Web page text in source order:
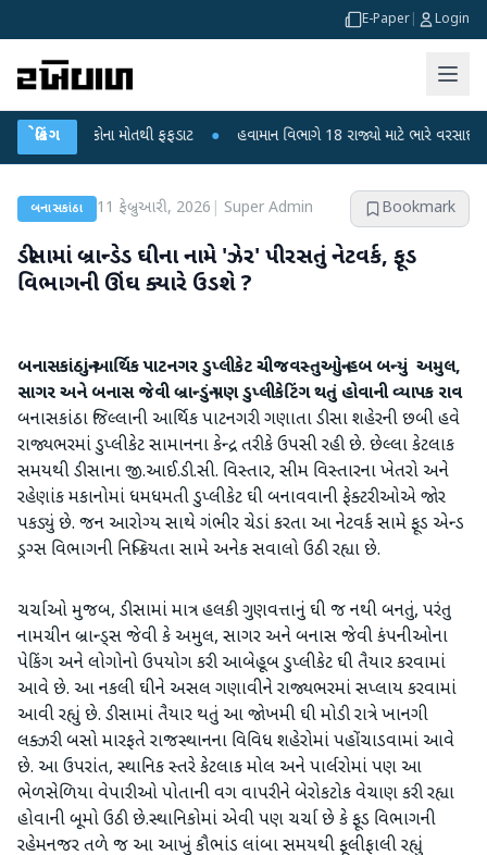
E-Paper Login
બ્રેકિંગ
બાળકોના મોતથી ફફડાટ ● હવામાન વિભાગે 18 રાજ્યો માટે ભારે વરસાદની ચેતવણી
બનાસકાંઠા 11 ફેબ્રુઆરી, 2026 Super Admin Bookmark
ડીસામાં બ્રાન્ડેડ ઘીના નામે 'ઝેર' પીરસતું નેટવર્ક, ફૂડ
વિભાગની ઊંઘ ક્યારે ઉડશે ?
બનાસકાંઠાનું આર્થિક પાટનગર ડુપ્લીકેટ ચીજવસ્તુઓનું હબ બન્યું અમુલ,
સાગર અને બનાસ જેવી બ્રાન્ડનું પણ ડુપ્લીકેટિંગ થતું હોવાની વ્યાપક રાવ
બનાસકાંઠા જિલ્લાની આર્થિક પાટનગરી ગણાતા ડીસા શહેરની છબી હવે
રાજ્યભરમાં ડુપ્લીકેટ સામાનના કેન્દ્ર તરીકે ઉપસી રહી છે. છેલ્લા કેટલાક
સમયથી ડીસાના જી.આઈ.ડી.સી. વિસ્તાર, સીમ વિસ્તારના ખેતરો અને
રહેણાંક મકાનોમાં ધમધમતી ડુપ્લીકેટ ઘી બનાવવાની ફેક્ટરીઓએ જોર
પકડ્યું છે. જન આરોગ્ય સાથે ગંભીર ચેડાં કરતા આ નેટવર્ક સામે ફૂડ એન્ડ
ડ્રગ્સ વિભાગની નિષ્ક્રિયતા સામે અનેક સવાલો ઉઠી રહ્યા છે.
​ચર્ચાઓ મુજબ, ડીસામાં માત્ર હલકી ગુણવત્તાનું ઘી જ નથી બનતું, પરંતુ
નામચીન બ્રાન્ડ્સ જેવી કે અમુલ, સાગર અને બનાસ જેવી કંપનીઓના
પેકિંગ અને લોગોનો ઉપયોગ કરી આબેહૂબ ડુપ્લીકેટ ઘી તૈયાર કરવામાં
આવે છે. આ નકલી ઘીને અસલ ગણાવીને રાજ્યભરમાં સપ્લાય કરવામાં
આવી રહ્યું છે. ડીસામાં તૈયાર થતું આ જોખમી ઘી મોડી રાત્રે ખાનગી
લક્ઝરી બસો મારફતે રાજસ્થાનના વિવિધ શહેરોમાં પહોંચાડવામાં આવે
છે. આ ઉપરાંત, સ્થાનિક સ્તરે કેટલાક મોલ અને પાર્લરોમાં પણ આ
ભેળસેળિયા વેપારીઓ પોતાની વગ વાપરીને બેરોકટોક વેચાણ કરી રહ્યા
હોવાની બૂમો ઉઠી છે. ​સ્થાનિકોમાં એવી પણ ચર્ચા છે કે ફૂડ વિભાગની
રહેમનજર તળે જ આ આખું કૌભાંડ લાંબા સમયથી ફૂલીફાલી રહ્યું